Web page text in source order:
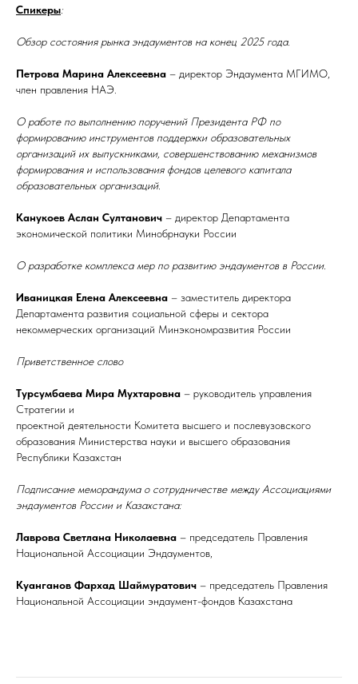
Спикеры:
Обзор состояния рынка эндаументов на конец 2025 года.
Петрова Марина Алексеевна – директор Эндаумента МГИМО,
член правления НАЭ.
О работе по выполнению поручений Президента РФ по
формированию инструментов поддержки образовательных
организаций их выпускниками, совершенствованию механизмов
формирования и использования фондов целевого капитала
образовательных организаций.
Канукоев Аслан Султанович – директор Департамента
экономической политики Минобрнауки России
О разработке комплекса мер по развитию эндаументов в России.
Иваницкая Елена Алексеевна – заместитель директора
Департамента развития социальной сферы и сектора
некоммерческих организаций Минэкономразвития России
Приветственное слово
Турсумбаева Мира Мухтаровна – руководитель управления
Стратегии и
проектной деятельности Комитета высшего и послевузовского
образования Министерства науки и высшего образования
Республики Казахстан
Подписание меморандума о сотрудничестве между Ассоциациями
эндаументов России и Казахстана:
Лаврова Светлана Николаевна – председатель Правления
Национальной Ассоциации Эндаументов,
Куанганов Фархад Шаймуратович – председатель Правления
Национальной Ассоциации эндаумент-фондов Казахстана